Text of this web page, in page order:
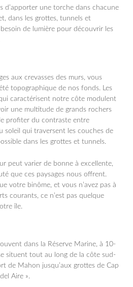
d’apporter une torche dans chacune
dans les grottes, tunnels et
de lumière pour découvrir les
aux crevasses des murs, vous
topographique de nos fonds. Les
caractérisent notre côte modulent
une multitude de grands rochers
profiter du contraste entre
soleil qui traversent les couches de
dans les grottes et tunnels.
peut varier de bonne à excellente,
que ces paysages nous offrent.
votre binôme, et vous n’avez pas à
courants, ce n’est pas quelque
île.
dans la Réserve Marine, à 10-
situent tout au long de la côte sud-
de Mahon jusqu’aux grottes de Cap
Aire ».